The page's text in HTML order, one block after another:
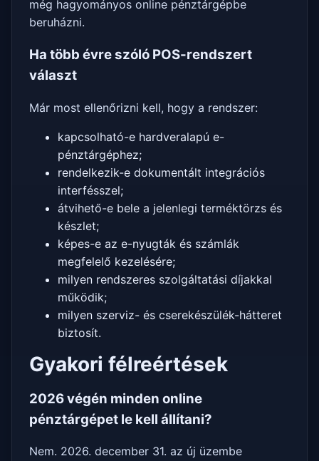
még hagyományos online pénztárgépbe
beruházni.
Ha több évre szóló POS-rendszert
választ
Már most ellenőrizni kell, hogy a rendszer:
kapcsolható-e hardveralapú e-
pénztárgéphez;
rendelkezik-e dokumentált integrációs
interfésszel;
átvihető-e bele a jelenlegi terméktörzs és
készlet;
képes-e az e-nyugták és számlák
megfelelő kezelésére;
milyen rendszeres szolgáltatási díjakkal
működik;
milyen szerviz- és cserekészülék-hátteret
biztosít.
Gyakori félreértések
2026 végén minden online
pénztárgépet le kell állítani?
Nem. 2026. december 31. az új üzembe